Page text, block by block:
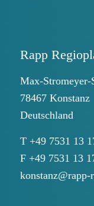
Rapp
Max-Stromeyer-
78467 Konstanz
Deutschland
T +49 7531 13
F +49 7531 13
konstanz@rapp-